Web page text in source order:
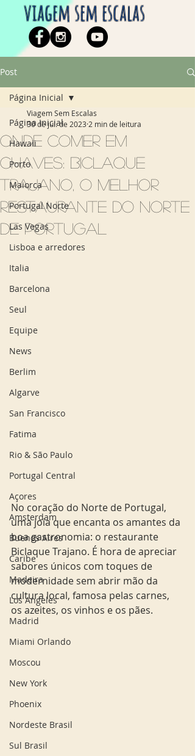
viagem sem escalas
Post
Página Inicial
Hawaii
Porto
Maiorca
Portugal Norte
Las Vegas
Lisboa e arredores
Italia
Barcelona
Seul
Equipe
News
Berlim
Algarve
San Francisco
Fatima
Rio & São Paulo
Portugal Central
Açores
Amsterdam
Buenos Aires
Caribe
Madeira
Los Angeles
Madrid
Miami Orlando
Moscou
New York
Phoenix
Nordeste Brasil
Sul Brasil
Página Inicial
Onde comer em
Chaves: Biclaque
Trajano, o melhor
restaurante do Norte
de Portugal
Viagem Sem Escalas
30 de jul. de 2023 2 min de leitura
No coração do Norte de Portugal,
uma joia que encanta os amantes da
boa gastronomia: o restaurante
Biclaque Trajano. É hora de apreciar
sabores únicos com toques de
modernidade sem abrir mão da
cultura local, famosa pelas carnes,
os azeites, os vinhos e os pães.